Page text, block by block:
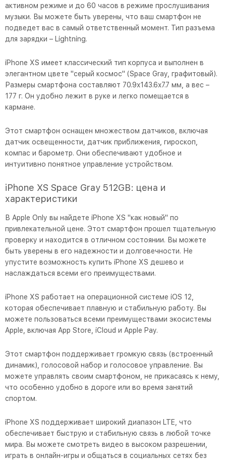
активном режиме и до 60 часов в режиме прослушивания
музыки. Вы можете быть уверены, что ваш смартфон не
подведет вас в самый ответственный момент. Тип разъема
для зарядки – Lightning.
iPhone XS имеет классический тип корпуса и выполнен в
элегантном цвете "серый космос" (Space Gray, графитовый).
Размеры смартфона составляют 70.9x143.6x7.7 мм, а вес –
177 г. Он удобно лежит в руке и легко помещается в
кармане.
Этот смартфон оснащен множеством датчиков, включая
датчик освещенности, датчик приближения, гироскоп,
компас и барометр. Они обеспечивают удобное и
интуитивно понятное управление устройством.
iPhone XS Space Gray 512GB: цена и
характеристики
В Apple Only вы найдете iPhone XS "как новый" по
привлекательной цене. Этот смартфон прошел тщательную
проверку и находится в отличном состоянии. Вы можете
быть уверены в его надежности и долговечности. Не
упустите возможность купить iPhone XS дешево и
наслаждаться всеми его преимуществами.
iPhone XS работает на операционной системе iOS 12,
которая обеспечивает плавную и стабильную работу. Вы
можете пользоваться всеми преимуществами экосистемы
Apple, включая App Store, iCloud и Apple Pay.
Этот смартфон поддерживает громкую связь (встроенный
динамик), голосовой набор и голосовое управление. Вы
можете управлять своим смартфоном, не прикасаясь к нему,
что особенно удобно в дороге или во время занятий
спортом.
iPhone XS поддерживает широкий диапазон LTE, что
обеспечивает быструю и стабильную связь в любой точке
мира. Вы можете смотреть видео в высоком разрешении,
играть в онлайн-игры и общаться в социальных сетях без